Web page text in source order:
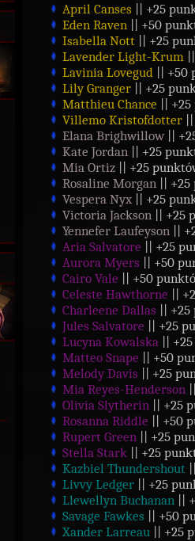
April Canses
|| +25
Eden Raven
|| +50
Isabella Nott
|| +25
Lavender Light-Krum
Lavinia Lovegud
||
Lily Granger
|| +25
Matthieu Chance
||
Villemo Kristofdotter
Elana Brighwillow
||
Kate Jordan
|| +25
Mia Ortiz
|| +25
Rosaline Morgan
||
Vespera Nyx
|| +25
Victoria Jackson
||
Yennefer Laufeyson
||
Aria Salvatore
|| +25
Aurora Myers
|| +50
Cairo Vale
|| +50
Celeste Hawthorne
||
Charleene Dallas
||
Jules Salvatore
|| +25
Lucyna Kowalska
||
Matteo Snape
|| +50
Melody Davis
|| +25
Mia Reyes-Henderson
Olivia Slytherin
|| +25
Rosanna Riddle
|| +50
Rupert Green
|| +25
Stella Stark
|| +25
Kazbiel Thundershout
Livvy Ledger
|| +25
Llewellyn Buchanan
||
Savage Fawkes
|| +50
Xander Larreau
|| +25